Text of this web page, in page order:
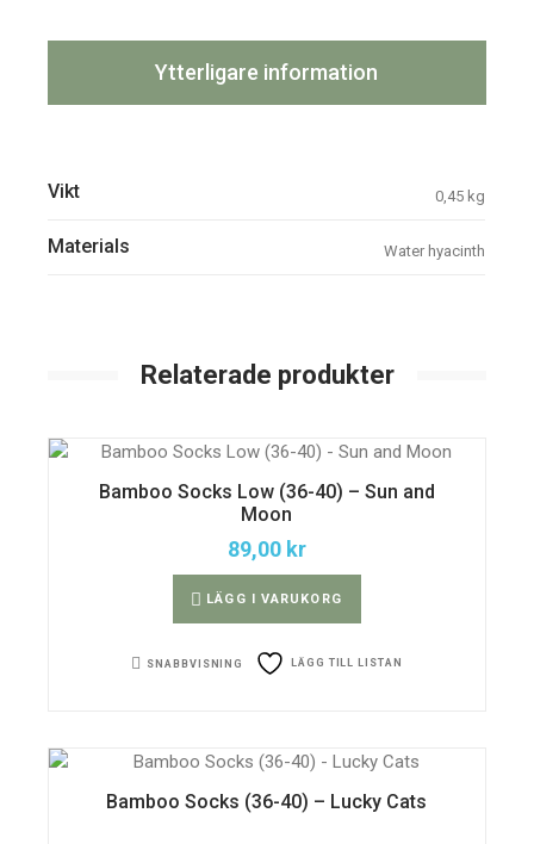
Ytterligare information
Vikt 0,45 kg
Materials Water hyacinth
Relaterade produkter
Bamboo Socks Low (36-40) – Sun and
Moon
89,00 kr
LÄGG I VARUKORG
SNABBVISNING LÄGG TILL LISTAN
Bamboo Socks (36-40) – Lucky Cats